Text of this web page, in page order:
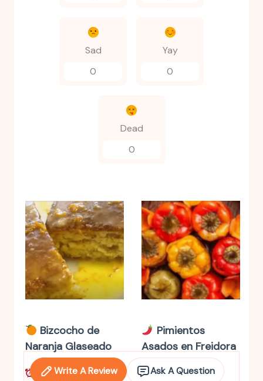
Sad
0
Yay
0
Dead
0
Bizcocho de
Naranja Glaseado
1 h 5 mins
Pimientos
Asados en Freidora
de Aire
Write A Review Ask A Question